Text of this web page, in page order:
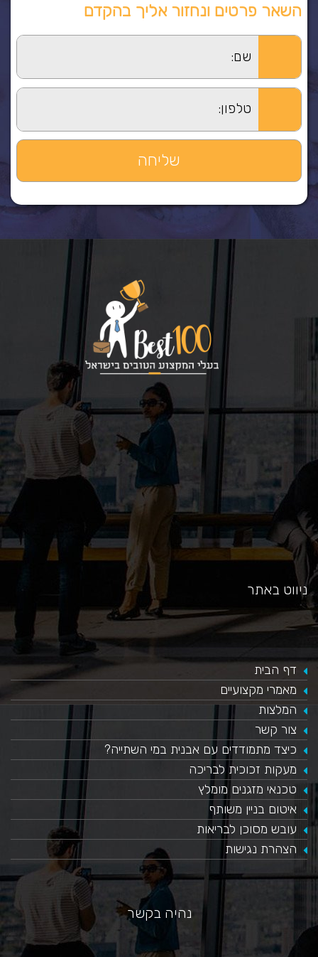
השאר פרטים ונחזור אליך בהקדם
ניווט באתר
דף הבית
מאמרי מקצועיים
המלצות
צור קשר
כיצד מתמודדים עם אבנית במי השתייה?
​מעקות זכוכית לבריכה
טכנאי מזגנים מומלץ
איטום בניין משותף
עובש מסוכן לבריאות
הצהרת נגישות
נהיה בקשר